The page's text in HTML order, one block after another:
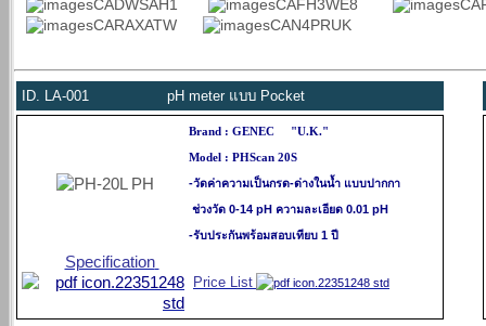
ID. LA-001 pH meter แบบ Pocket
Brand : GENEC "U.K."
Model : PHScan 20S
-วัดค่าความเป็นกรด-ด่างในน้ำ แบบปากกา
ช่วงวัด 0-14 pH ความละเอียด 0.01 pH
-รับประกันพร้อมสอบเทียบ 1 ปี
Specification
Price List